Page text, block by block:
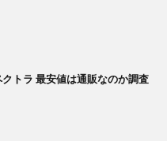
トラ 最安値は通販なのか調査